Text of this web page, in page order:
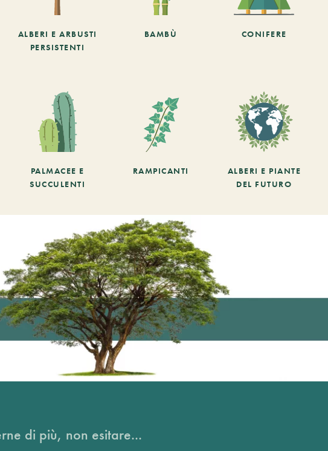
ALBERI E ARBUSTI
PERSISTENTI
BAMBÙ CONIFERE
PALMACEE E
SUCCULENTI
RAMPICANTI
ALBERI E PIANTE
DEL FUTURO
di più, non esitare...